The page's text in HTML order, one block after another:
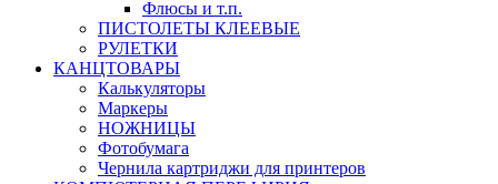
Флюсы и т.п.
ПИСТОЛЕТЫ КЛЕЕВЫЕ
РУЛЕТКИ
КАНЦТОВАРЫ
Калькуляторы
Маркеры
НОЖНИЦЫ
Фотобумага
Чернила картриджи для принтеров